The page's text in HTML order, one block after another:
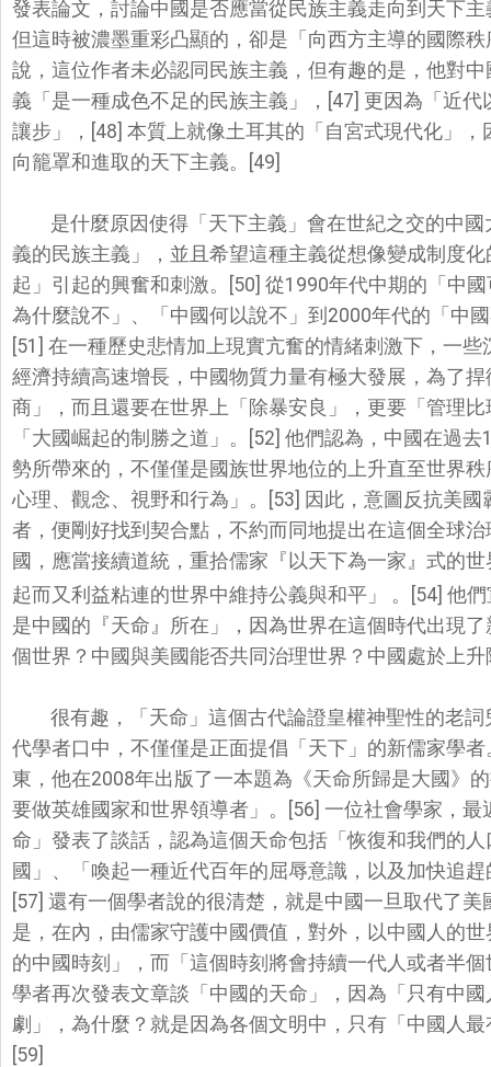
發表論文， 討論中國是否應當從民族主義走向到天下
但這時被濃墨重彩凸顯的，卻是「 向西方主導的國際
說，這位作者未必認同民族主義，但有趣的是， 他對中
義「 是一種成色不足的民族主義」，[47] 更因為「近
讓步」， [48] 本質上就像土耳其的「自宮式現代化」，
向籠罩和進取的天下主義。[49]
是什麼原因使得「天下主義」會在世紀之交的中國
義的民族主義」， 並且希望這種主義從想像變成制度
起」引起的興奮和刺激。[50] 從1990年代中期的「中
為什麼說不」、「中國何以說不」到2000年代的「 中
[51] 在一種歷史悲情加上現實亢奮的情緒刺激下，一些
經濟持續高速增長， 中國物質力量有極大發展，為了
商」，而且還要在世界上「除暴安良」，更要「 管理比
「 大國崛起的制勝之道」。[52] 他們認為，中國在過
勢所帶來的， 不僅僅是國族世界地位的上升直至世界
心理、觀念、視野和行為」。[53] 因此， 意圖反抗美國
者， 便剛好找到契合點， 不約而同地提出在這個全球
國，應當接續道統，重拾儒家『以天下為一家』 式的世
起而又利益粘連的世界中維持公義與和平」
。[54] 他
是中國的『天命』 所在」，因為世界在這個時代出現
個世界？中國與美國能否共同治理世界？ 中國處於上
很有趣，「天命」這個古代論證皇權神聖性的老詞
代學者口中，不僅僅是正面提倡「 天下」的新儒家學
東， 他在2008年出版了一本題為《天命所歸是大國》
要做英雄國家和世界領導者」。[56] 一位社會學家，
命」 發表了談話，認為這個天命包括「恢復和我們的人
國」、「 喚起一種近代百年的屈辱意識，以及加快追
[57] 還有一個學者說的很清楚，就是中國一旦取代了美
是，在內， 由儒家守護中國價值，對外，以中國人的
的中國時刻」，而「 這個時刻將會持續一代人或者半
學者再次發表文章談「 中國的天命」，因為「只有中
劇」，為什麼？就是因為各個文明中，只有「 中國人
[59]